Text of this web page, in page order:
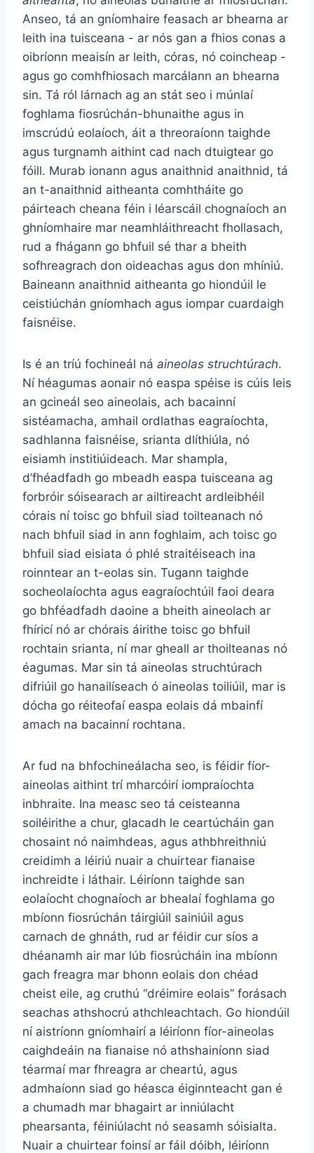
Anseo, tá an gníomhaire feasach ar bhearna ar
leith ina tuisceana - ar nós gan a fhios conas a
oibríonn meaisín ar leith, córas, nó coincheap -
agus go comhfhiosach marcálann an bhearna
sin. Tá ról lárnach ag an stát seo i múnlaí
foghlama fiosrúchán-bhunaithe agus in
imscrúdú eolaíoch, áit a threoraíonn taighde
agus turgnamh aithint cad nach dtuigtear go
fóill. Murab ionann agus anaithnid anaithnid, tá
an t-anaithnid aitheanta comhtháite go
páirteach cheana féin i léarscáil chognaíoch an
ghníomhaire mar neamhláithreacht fhollasach,
rud a fhágann go bhfuil sé thar a bheith
sofhreagrach don oideachas agus don mhíniú.
Baineann anaithnid aitheanta go hiondúil le
ceistiúchán gníomhach agus iompar cuardaigh
faisnéise.
Is é an tríú fochineál ná aineolas struchtúrach.
Ní héagumas aonair nó easpa spéise is cúis leis
an gcineál seo aineolais, ach bacainní
sistéamacha, amhail ordlathas eagraíochta,
sadhlanna faisnéise, srianta dlíthiúla, nó
eisiamh institiúideach. Mar shampla,
d’fhéadfadh go mbeadh easpa tuisceana ag
forbróir sóisearach ar ailtireacht ardleibhéil
córais ní toisc go bhfuil siad toilteanach nó
nach bhfuil siad in ann foghlaim, ach toisc go
bhfuil siad eisiata ó phlé straitéiseach ina
roinntear an t-eolas sin. Tugann taighde
socheolaíochta agus eagraíochtúil faoi deara
go bhféadfadh daoine a bheith aineolach ar
fhíricí nó ar chórais áirithe toisc go bhfuil
rochtain srianta, ní mar gheall ar thoilteanas nó
éagumas. Mar sin tá aineolas struchtúrach
difriúil go hanailíseach ó aineolas toiliúil, mar is
dócha go réiteofaí easpa eolais dá mbainfí
amach na bacainní rochtana.
Ar fud na bhfochineálacha seo, is féidir fíor-
aineolas aithint trí mharcóirí iompraíochta
inbhraite. Ina measc seo tá ceisteanna
soiléirithe a chur, glacadh le ceartúcháin gan
chosaint nó naimhdeas, agus athbhreithniú
creidimh a léiriú nuair a chuirtear fianaise
inchreidte i láthair. Léiríonn taighde san
eolaíocht chognaíoch ar bhealaí foghlama go
mbíonn fiosrúchán táirgiúil sainiúil agus
carnach de ghnáth, rud ar féidir cur síos a
dhéanamh air mar lúb fiosrúcháin ina mbíonn
gach freagra mar bhonn eolais don chéad
cheist eile, ag cruthú “dréimire eolais” forásach
seachas athshocrú athchleachtach. Go hiondúil
ní aistríonn gníomhairí a léiríonn fíor-aineolas
caighdeáin na fianaise nó athshainíonn siad
téarmaí mar fhreagra ar cheartú, agus
admhaíonn siad go héasca éiginnteacht gan é
a chumadh mar bhagairt ar inniúlacht
phearsanta, féiniúlacht nó seasamh sóisialta.
Nuair a chuirtear foinsí ar fáil dóibh, léiríonn